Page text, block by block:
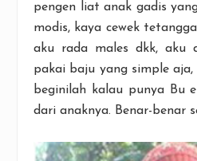
pengen liat anak gadis
modis, kaya cewek
aku rada males dkk, aku
pakai baju yang simple
beginilah kalau punya Bu
dari anaknya. Benar-benar